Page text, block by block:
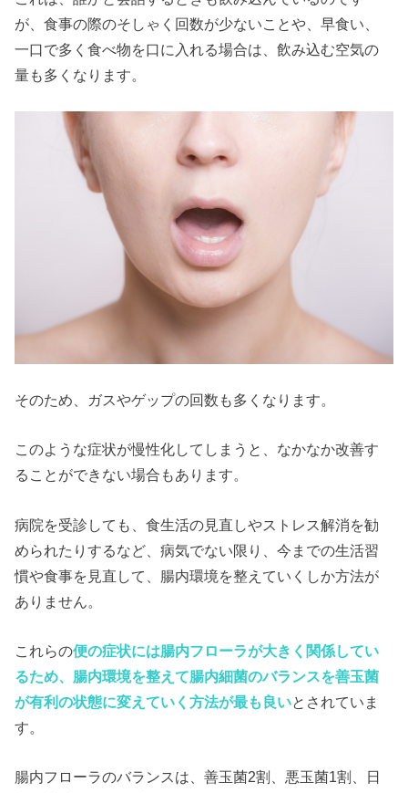
が、食事の際のそしゃく回数が少ないことや、早食い、
一口で多く食べ物を口に入れる場合は、飲み込む空気の
量も多くなります。
そのため、ガスやゲップの回数も多くなります。
このような症状が慢性化してしまうと、なかなか改善す
ることができない場合もあります。
病院を受診しても、食生活の見直しやストレス解消を勧
められたりするなど、病気でない限り、今までの生活習
慣や食事を見直して、腸内環境を整えていくしか方法が
ありません。
これらの便の症状には腸内フローラが大きく関係してい
るため、腸内環境を整えて腸内細菌のバランスを善玉菌
が有利の状態に変えていく方法が最も良いとされていま
す。
腸内フローラのバランスは、善玉菌2割、悪玉菌1割、日